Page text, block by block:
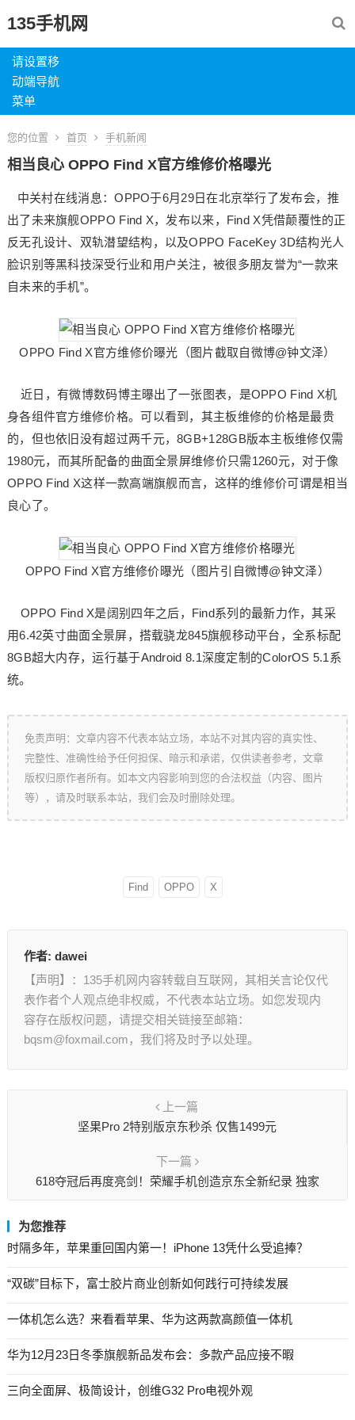
135手机网
请设置移
动端导航
菜单
您的位置 首页 手机新闻
相当良心 OPPO Find X官方维修价格曝光
中关村在线消息：OPPO于6月29日在北京举行了发布会，推
出了未来旗舰OPPO Find X，发布以来，Find X凭借颠覆性的正
反无孔设计、双轨潜望结构，以及OPPO FaceKey 3D结构光人
脸识别等黑科技深受行业和用户关注，被很多朋友誉为“一款来
自未来的手机”。
OPPO Find X官方维修价曝光（图片截取自微博@钟文泽）
近日，有微博数码博主曝出了一张图表，是OPPO Find X机
身各组件官方维修价格。可以看到，其主板维修的价格是最贵
的，但也依旧没有超过两千元，8GB+128GB版本主板维修仅需
1980元，而其所配备的曲面全景屏维修价只需1260元，对于像
OPPO Find X这样一款高端旗舰而言，这样的维修价可谓是相当
良心了。
OPPO Find X官方维修价曝光（图片引自微博@钟文泽）
OPPO Find X是阔别四年之后，Find系列的最新力作，其采
用6.42英寸曲面全景屏，搭载骁龙845旗舰移动平台，全系标配
8GB超大内存，运行基于Android 8.1深度定制的ColorOS 5.1系
统。
免责声明：文章内容不代表本站立场，本站不对其内容的真实性、
完整性、准确性给予任何担保、暗示和承诺，仅供读者参考，文章
版权归原作者所有。如本文内容影响到您的合法权益（内容、图片
等），请及时联系本站，我们会及时删除处理。
Find OPPO X
作者: dawei
【声明】：135手机网内容转载自互联网，其相关言论仅代
表作者个人观点绝非权威，不代表本站立场。如您发现内
容存在版权问题，请提交相关链接至邮箱：
bqsm@foxmail.com，我们将及时予以处理。
上一篇
坚果Pro 2特别版京东秒杀 仅售1499元
下一篇
618夺冠后再度亮剑！荣耀手机创造京东全新纪录 独家
为您推荐
时隔多年，苹果重回国内第一！iPhone 13凭什么受追捧？
“双碳”目标下，富士胶片商业创新如何践行可持续发展
一体机怎么选？来看看苹果、华为这两款高颜值一体机
华为12月23日冬季旗舰新品发布会：多款产品应接不暇
三向全面屏、极简设计，创维G32 Pro电视外观